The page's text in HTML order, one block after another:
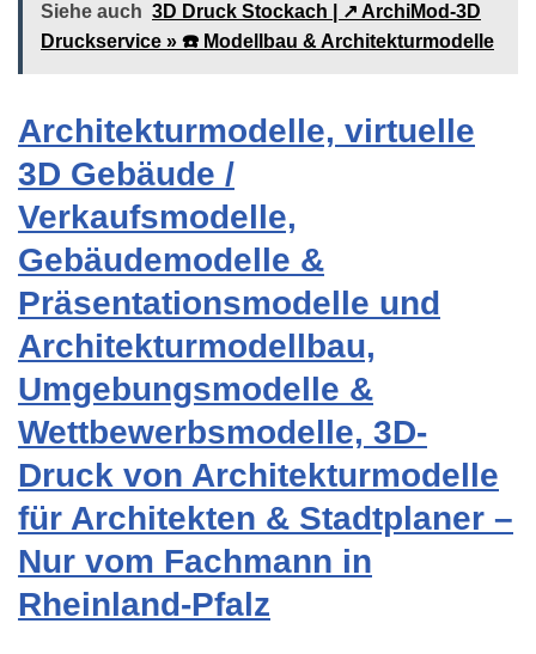
Siehe auch 3D Druck Stockach | ↗️ ArchiMod-3D
Druckservice » ☎️ Modellbau & Architekturmodelle
Architekturmodelle, virtuelle
3D Gebäude /
Verkaufsmodelle,
Gebäudemodelle &
Präsentationsmodelle und
Architekturmodellbau,
Umgebungsmodelle &
Wettbewerbsmodelle, 3D-
Druck von Architekturmodelle
für Architekten & Stadtplaner –
Nur vom Fachmann in
Rheinland-Pfalz